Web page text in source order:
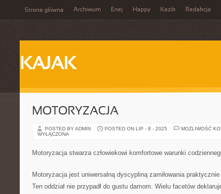
Strona główna Archiwum Enej Happy Kazik Redakcja
KAJAK
MOTORYZACJA
POSTED BY ADMIN POSTED ON LIP - 8 - 2025
MOŻLIWOŚĆ
WYŁĄCZONA
Motoryzacja stwarza człowiekowi komfortowe warunki
Motoryzacja jest uniwersalną dyscypliną zamiłowania
Ten oddział nie przypadł do gustu damom. Wielu facetów